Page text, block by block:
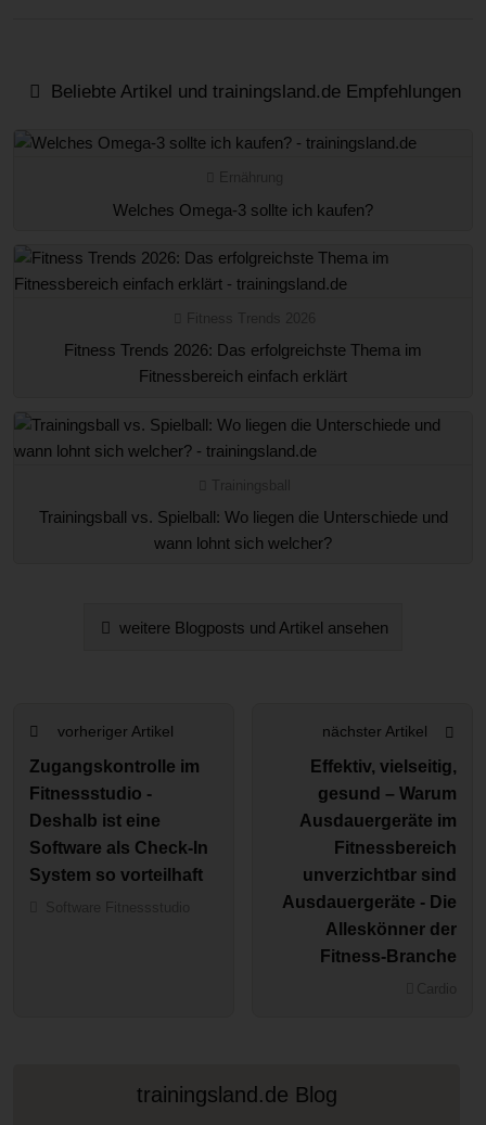
Beliebte Artikel und trainingsland.de Empfehlungen
Welches Omega-3 sollte ich kaufen?
Fitness Trends 2026: Das erfolgreichste Thema im
Fitnessbereich einfach erklärt
Trainingsball vs. Spielball: Wo liegen die Unterschiede und
wann lohnt sich welcher?
weitere Blogposts und Artikel ansehen
vorheriger Artikel
Zugangskontrolle im
Fitnessstudio -
Deshalb ist eine
Software als Check-In
System so vorteilhaft
nächster Artikel
Effektiv, vielseitig,
gesund – Warum
Ausdauergeräte im
Fitnessbereich
unverzichtbar sind
Ausdauergeräte - Die
Alleskönner der
Fitness-Branche
trainingsland.de Blog